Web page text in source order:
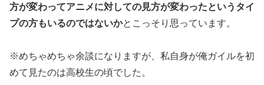
方が変わってアニメに対しての見方が変わったというタイ
プの方もいるのではないかとこっそり思っています。
※めちゃめちゃ余談になりますが、私自身が俺ガイルを初
めて見たのは高校生の頃でした。